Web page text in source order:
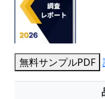
無料サンプルPDF